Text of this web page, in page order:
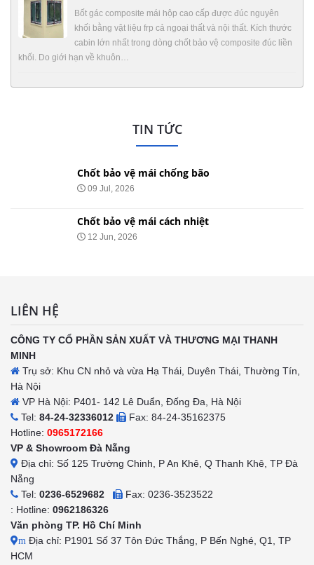
Bốt gác composite mái hộp cao cấp được đúc nguyên
khối bằng vật liệu frp cả ngoại thất và nội thất. Kích thước
cabin lớn nhất trong dòng chốt bảo vệ composite đúc liền
khối. Do giới hạn về khuôn…
TIN TỨC
Chốt bảo vệ mái chống bão
09 Jul, 2026
Chốt bảo vệ mái cách nhiệt
12 Jun, 2026
LIÊN HỆ
CÔNG TY CỔ PHẦN SẢN XUẤT VÀ THƯƠNG MẠI THANH
MINH
Trụ sở: Khu CN nhỏ và vừa Hạ Thái, Duyên Thái, Thường Tín,
Hà Nội
VP Hà Nội: P401- 142 Lê Duẩn, Đống Đa, Hà Nội
Tel: 84-24-32336012
Fax: 84-24-35162375
Hotline: 0965172166
VP & Showroom Đà Nẵng
Địa chỉ: Số 125 Trường Chinh, P An Khê, Q Thanh Khê, TP Đà
Nẵng
Tel: 0236-6529682
Fax: 0236-3523522
: Hotline: 0962186326
Văn phòng TP. Hồ Chí Minh
m Địa chỉ: P1901 Số 37 Tôn Đức Thắng, P Bến Nghé, Q1, TP
HCM